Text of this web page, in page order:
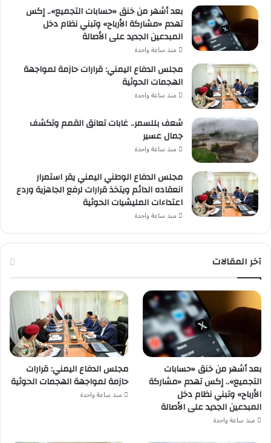
بعد أشهر من خنق «حسابات التجميع».. إكس
تهدم «مشاركة الأرباح» وتبني نظام دخل
المبدعين الجديد على الأصالة
منذ ساعة واحدة
مجلس الدفاع اليمني: قرارات حازمة لمواجهة
الهجمات الحوثية
منذ ساعة واحدة
شعف بللسمر.. غابات تعانق القمم وتكشف
جمال عسير
منذ ساعة واحدة
مجلس الدفاع الوطني اليمني يقر استمرار
انعقاده الدائم ويتخذ قرارات لرفع الجاهزية وردع
اعتداءات المليشيات الحوثية
منذ ساعة واحدة
آخر المقالات
بعد أشهر من خنق «حسابات
التجميع».. إكس تهدم «مشاركة
الأرباح» وتبني نظام دخل
المبدعين الجديد على الأصالة
منذ ساعة واحدة
مجلس الدفاع اليمني: قرارات
حازمة لمواجهة الهجمات الحوثية
منذ ساعة واحدة